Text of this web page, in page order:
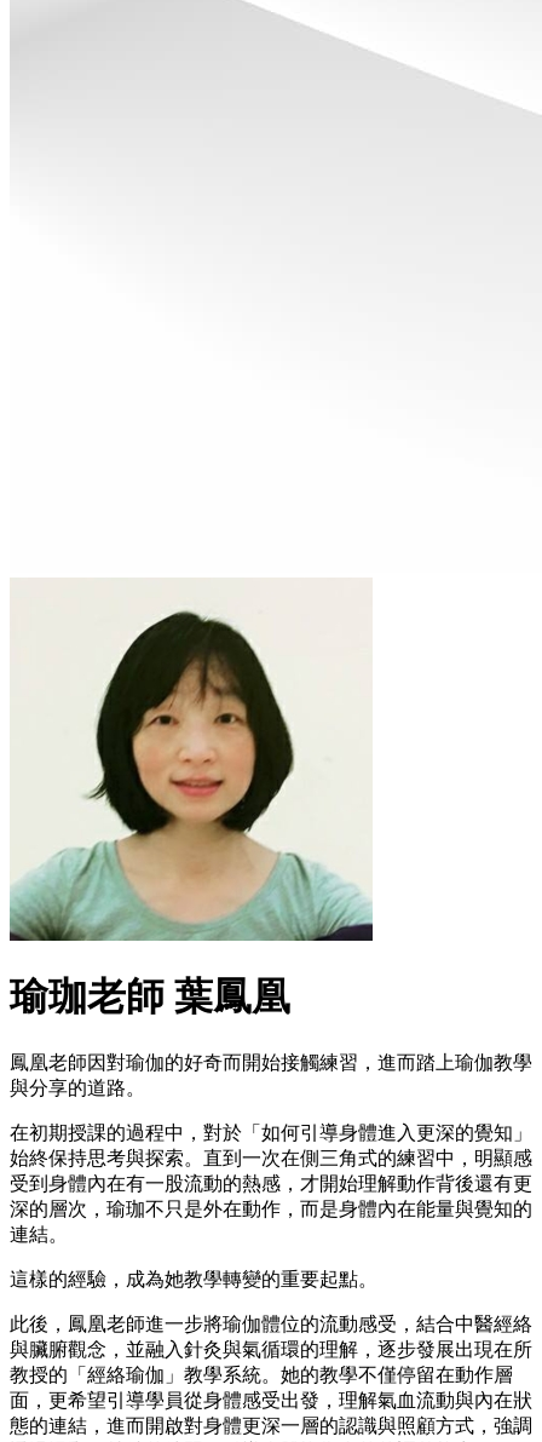
瑜珈老師 葉鳳凰
鳳凰老師因對瑜伽的好奇而開始接觸練習，進而踏上瑜伽教學
與分享的道路。
在初期授課的過程中，對於「如何引導身體進入更深的覺知」
始終保持思考與探索。直到一次在側三角式的練習中，明顯感
受到身體內在有一股流動的熱感，才開始理解動作背後還有更
深的層次，瑜珈不只是外在動作，而是身體內在能量與覺知的
連結。
這樣的經驗，成為她教學轉變的重要起點。
此後，鳳凰老師進一步將瑜伽體位的流動感受，結合中醫經絡
與臟腑觀念，並融入針灸與氣循環的理解，逐步發展出現在所
教授的「經絡瑜伽」教學系統。她的教學不僅停留在動作層
面，更希望引導學員從身體感受出發，理解氣血流動與內在狀
態的連結，進而開啟對身體更深一層的認識與照顧方式，強調